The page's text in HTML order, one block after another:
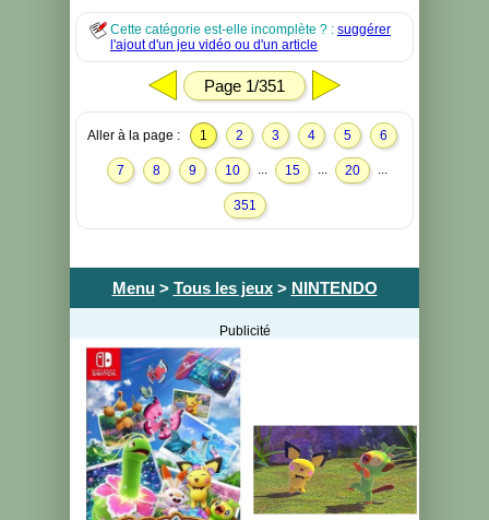
Cette catégorie est-elle incomplète ? : suggérer
l'ajout d'un jeu vidéo ou d'un article
Page 1/351
Aller à la page : 1 2 3 4 5 6
7 8 9 10 ... 15 ... 20 ...
351
Menu> Tous les jeux> NINTENDO
Publicité